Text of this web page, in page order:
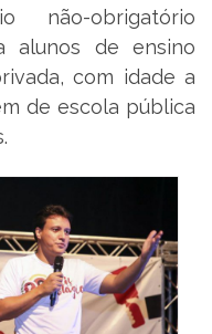
obrigatório
alunos de ensino
com idade a
de escola pública